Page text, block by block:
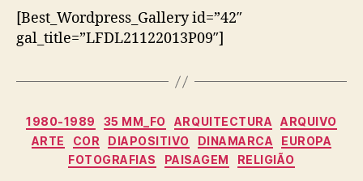
[Best_Wordpress_Gallery id=”42″
gal_title=”LFDL21122013P09″]
Categorias
1980-1989 35 MM_FO ARQUITECTURA
ARQUIVO
ARTE
COR DIAPOSITIVO DINAMARCA
EUROPA
FOTOGRAFIAS
PAISAGEM RELIGIÃO